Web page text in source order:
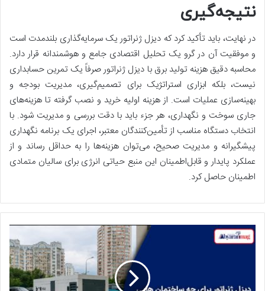
نتیجه‌گیری
در نهایت، باید تأکید کرد که دیزل ژنراتور یک سرمایه‌گذاری بلندمدت است
و موفقیت آن در گرو یک تحلیل اقتصادی جامع و هوشمندانه قرار دارد.
محاسبه دقیق هزینه تولید برق با دیزل ژنراتور صرفاً یک تمرین حسابداری
نیست، بلکه ابزاری استراتژیک برای تصمیم‌گیری، مدیریت بودجه و
بهینه‌سازی عملیات است. از هزینه اولیه خرید و نصب گرفته تا هزینه‌های
جاری سوخت و نگهداری، هر جزء باید با دقت بررسی و مدیریت شود. با
انتخاب دستگاه مناسب از تأمین‌کنندگان معتبر، اجرای یک برنامه نگهداری
پیشگیرانه و مدیریت صحیح، می‌توان هزینه‌ها را به حداقل رساند و از
عملکرد پایدار و قابل‌اطمینان این منبع حیاتی انرژی برای سالیان متمادی
اطمینان حاصل کرد.